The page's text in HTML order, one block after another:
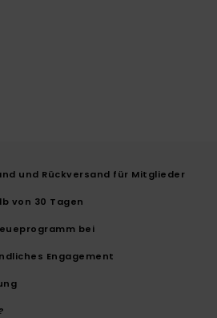
und Rückversand für Mitglieder
von 30 Tagen
bei
Engagement